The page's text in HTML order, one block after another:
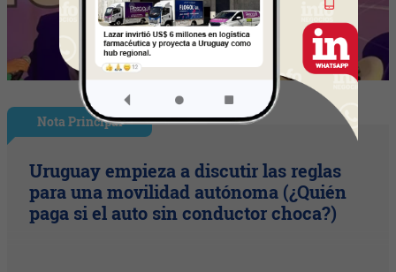
Nota Principal
Uruguay empieza a discutir las reglas
para una movilidad autónoma (¿Quién
paga si el auto sin conductor choca?)